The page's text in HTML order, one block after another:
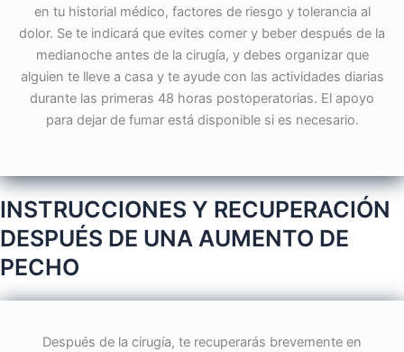
en tu historial médico, factores de riesgo y tolerancia al
dolor. Se te indicará que evites comer y beber después de la
medianoche antes de la cirugía, y debes organizar que
alguien te lleve a casa y te ayude con las actividades diarias
durante las primeras 48 horas postoperatorias. El apoyo
para dejar de fumar está disponible si es necesario.
INSTRUCCIONES Y RECUPERACIÓN
DESPUÉS DE UNA AUMENTO DE
PECHO
Después de la cirugía, te recuperarás brevemente en